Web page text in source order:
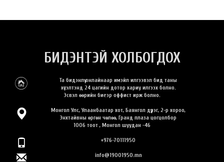
БИДЭНТЭЙ ХОЛБОГДОХ
Та бидэнлүү онлайнаар имэйл илгээвэл бид таны
хүсэлтэнд 24 цагийн дотор хариу илгээх болно.
Эсвэл өөрийн биеэр оффист ирж болно.
Монгол Улс, Улаанбаатар хот, Баянгол дүүрэг, 2-р хороо,
Энхтайвны өргөн чөлөө, Гранд плаза цогцолбор
1006 тоот , Монгол шуудан -46
+976-70111950
info@19001950.mn